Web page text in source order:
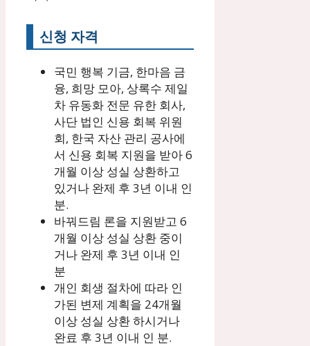
신청 자격
국민 행복 기금, 한마음 금
융, 희망 모아, 상록수 제일
차 유동화 전문 유한 회사,
사단 법인 신용 회복 위원
회, 한국 자산 관리 공사에
서 신용 회복 지원을 받아 6
개월 이상 성실 상환하고
있거나 완제 후 3년 이내 인
분.
바꿔드림 론을 지원받고 6
개월 이상 성실 상환 중이
거나 완제 후 3년 이내 인
분
개인 회생 절차에 따라 인
가된 변제 계획을 24개월
이상 성실 상환 하시거나
완료 후 3년 이내 인 분.